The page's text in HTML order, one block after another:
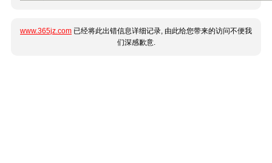
www.365jz.com 已经将此出错信息详细记录, 由此给您带来的访问不便我
们深感歉意.